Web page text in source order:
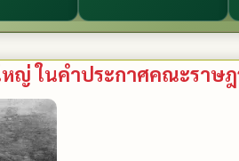
หญ่ ในคำประกาศคณะราษ